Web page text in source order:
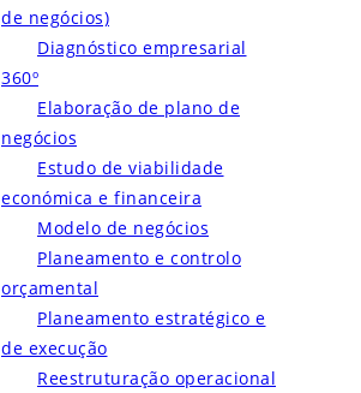
de negócios)
Diagnóstico empresarial
360º
Elaboração de plano de
negócios
Estudo de viabilidade
económica e financeira
Modelo de negócios
Planeamento e controlo
orçamental
Planeamento estratégico e
de execução
Reestruturação operacional